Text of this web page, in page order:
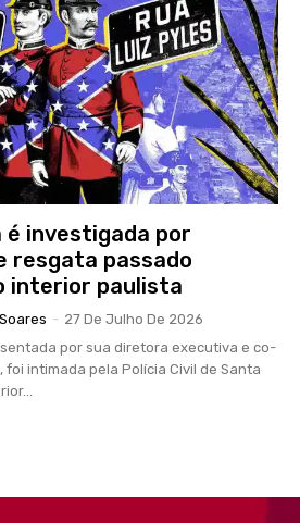
é investigada por
resgata passado
interior paulista
- 27 De Julho De 2026
por sua diretora executiva e co-
intimada pela Polícia Civil de Santa